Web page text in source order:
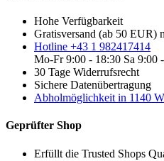
Hohe Verfügbarkeit
Gratisversand (ab 50 EUR)
Hotline +43 1 982417414
Mo-Fr 9:00 - 18:30 Sa 9:00
30 Tage Widerrufsrecht
Sichere Datenübertragung
Abholmöglichkeit in 1140
Geprüfter Shop
Erfüllt die Trusted Shops